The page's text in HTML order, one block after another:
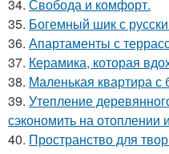
34. Свобода и комфорт.
35. Богемный шик с
36. Апартаменты с
37. Керамика, которая
38. Маленькая квартира
39. Утепление
сэкономить на отоплении
40. Пространство для